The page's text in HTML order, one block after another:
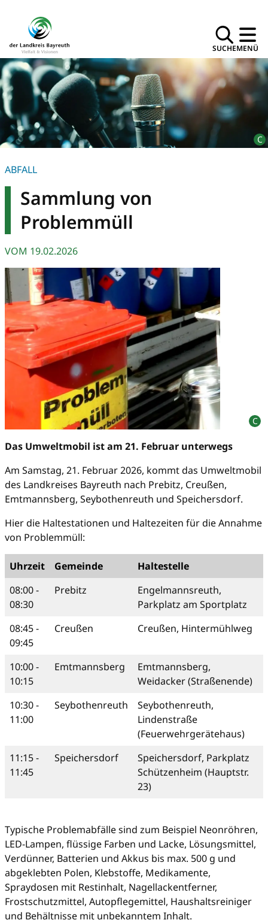
SUCHEMENÜ
ABFALL
Sammlung von
Problemmüll
VOM 19.02.2026
Das Umweltmobil ist am 21. Februar unterwegs
Am Samstag, 21. Februar 2026, kommt das Umweltmobil
des Landkreises Bayreuth nach Prebitz, Creußen,
Emtmannsberg, Seybothenreuth und Speichersdorf.
Hier die Haltestationen und Haltezeiten für die Annahme
von Problemmüll:
Uhrzeit Gemeinde
Haltestelle
08:00 -
08:30
Prebitz
Engelmannsreuth,
Parkplatz am Sportplatz
08:45 -
09:45
Creußen Creußen, Hintermühlweg
10:00 -
10:15
Emtmannsberg
Emtmannsberg,
Weidacker (Straßenende)
10:30 -
11:00
Seybothenreuth
Seybothenreuth,
Lindenstraße
(Feuerwehrgerätehaus)
11:15 -
11:45
Speichersdorf
Speichersdorf, Parkplatz
Schützenheim (Hauptstr.
23)
Typische Problemabfälle sind zum Beispiel Neonröhren,
LED-Lampen, flüssige Farben und Lacke, Lösungsmittel,
Verdünner, Batterien und Akkus bis max. 500 g und
abgeklebten Polen, Klebstoffe, Medikamente,
Spraydosen mit Restinhalt, Nagellackentferner,
Frostschutzmittel, Autopflegemittel, Haushaltsreiniger
und Behältnisse mit unbekanntem Inhalt.